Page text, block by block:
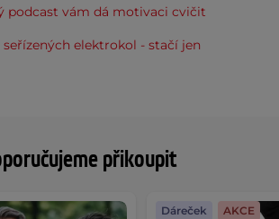
přikoupit
Dáreček AKCE
podcast vám dá motivaci cvičit
seřízených elektrokol - stačí jen